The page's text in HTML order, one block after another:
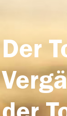
Der